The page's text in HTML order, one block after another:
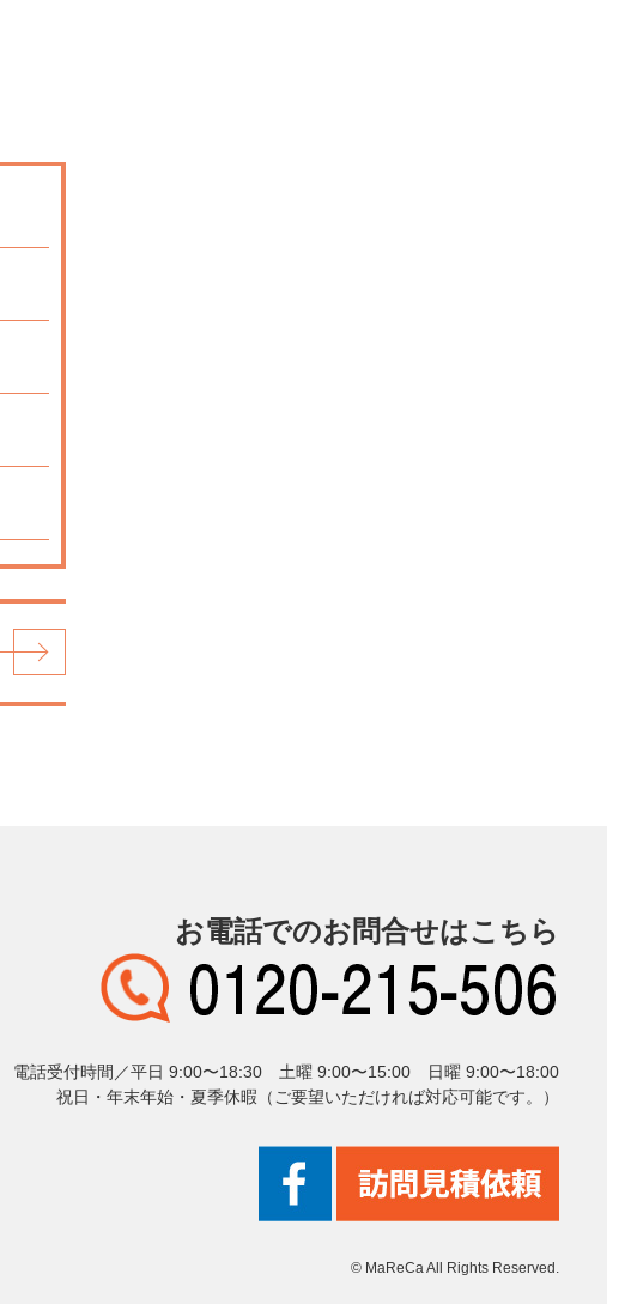
お電話でのお問合せはこちら
電話受付時間／平日 9:00〜18:30 土曜 9:00〜15:00 日曜 9:00〜18:00
祝日・年末年始・夏季休暇（ご要望いただければ対応可能です。）
© MaReCa All Rights Reserved.